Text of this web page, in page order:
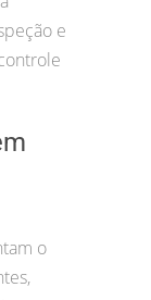
e
o